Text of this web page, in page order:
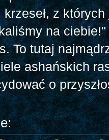
krzeseł, z
na ciebie!"
To tutaj
ashańskich
o